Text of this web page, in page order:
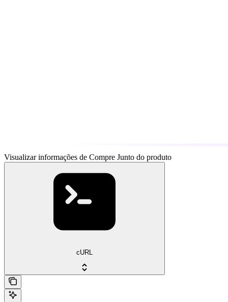
Visualizar informações de Compre Junto do produto
cURL